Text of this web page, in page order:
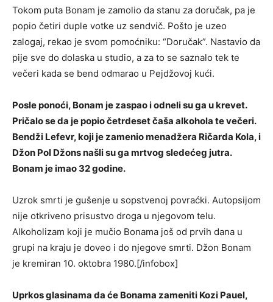
Tokom puta Bonam je zamolio da stanu za doručak, pa je
popio četiri duple votke uz sendvič. Pošto je uzeo
zalogaj, rekao je svom pomoćniku: “Doručak”. Nastavio da
pije sve do dolaska u studio, a za to se saznalo tek te
večeri kada se bend odmarao u Pejdžovoj kući.
Posle ponoći, Bonam je zaspao i odneli su ga u krevet.
Pričalo se da je popio četrdeset čaša alkohola te večeri.
Bendži Lefevr, koji je zamenio menadžera Ričarda Kola, i
Džon Pol Džons našli su ga mrtvog sledećeg jutra.
Bonam je imao 32 godine.
Uzrok smrti je gušenje u sopstvenoj povraćki. Autopsijom
nije otkriveno prisustvo droga u njegovom telu.
Alkoholizam koji je mučio Bonama još od prvih dana u
grupi na kraju je doveo i do njegove smrti. Džon Bonam
je kremiran 10. oktobra 1980.[/infobox]
Uprkos glasinama da će Bonama zameniti Kozi Pauel,